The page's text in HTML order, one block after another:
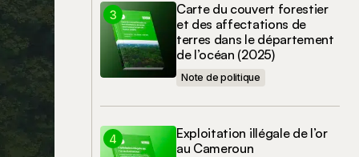
Carte du couvert forestier
et des affectations de
terres dans le département
de l’océan (2025)
Note de politique
Exploitation illégale de l’or
au Cameroun